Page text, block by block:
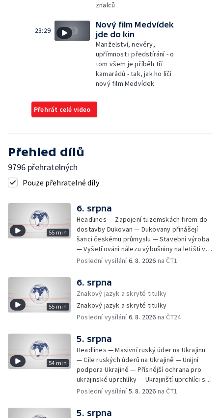
znalců
23:29
Nový film Medvídek
jde do kin
Manželství, nevěry,
upřímnost i předstírání - o
tom všem je příběh tří
kamarádů - tak, jak ho líčí
nový film Medvídek
Přehrát celé video
Přehled dílů
9796 přehratelných
Pouze přehratelné díly
55 min
6. srpna
Headlines — Zapojení tuzemskách firem do
dostavby Dukovan — Dukovany přinášejí
šanci českému průmyslu — Stavební výroba
— Vyšetřování nálezu výbušniny na letišti v
Lipsku — Bourání torza vyhořelé budovy ve
Omezování spotřeby vody v Jihlavě — Čistý
zisk bank — Jednání o ukončení bojů na
Blízkém východě — Opakované údery na
jižní Libanon — Přibylo zásahů horské služby
— Bezpečnostní opatření kvůli Evropské lize
Oscara — Doživotní trest pro Afghánce —
Slevy na jízdném — Aktualizace plánu
adaptace na klimatické změny — Letošní
teplotní rekordy — Škody po nočních
bouřkách na východě Čech — Výhled počasí
na další dny — Sucho dělá problémy
zemědělcům i drobným pěstitelům — Výhled
nehodě z chytrých zařízení — Zbytečné
Poslední vysílání6. 8. 2026 na ČT1
55 min
6. srpna
Znakový jazyk a skryté titulky
Znakový jazyk a skryté titulky
Poslední vysílání6. 8. 2026 na ČT24
54 min
5. srpna
Headlines — Masivní ruský úder na Ukrajinu
— Cíle ruských úderů na Ukrajině — Unijní
podpora Ukrajině — Přísnější ochrana pro
ukrajinské uprchlíky — Ukrajinští uprchlíci s
dočasnou ochranou v Česku — Uprchlíci s
Most — Hašení skládky — Srážka nákladního
Poslední vysílání5. 8. 2026 na ČT1
5. srpna